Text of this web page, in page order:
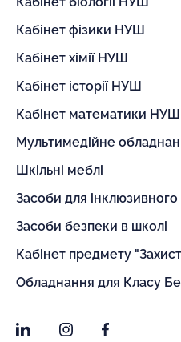
Кабінет фізики НУШ
Кабінет хімії НУШ
Кабінет історії НУШ
Кабінет математики НУШ
Мультимедійне
Шкільні меблі
Засоби для
Засоби безпеки в школі
Кабінет предмету
Обладнання для Класу
LinkedInInstagramFacebook